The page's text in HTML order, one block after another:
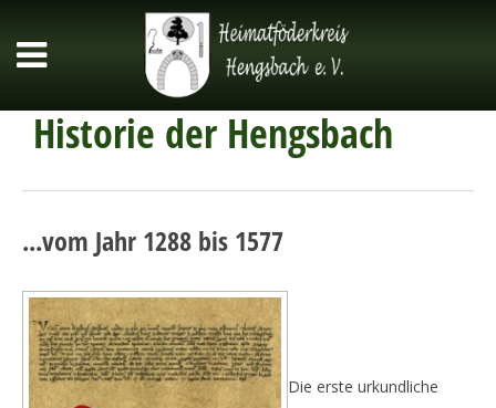
Historie der Hengsbach
...vom Jahr 1288 bis 1577
Die erste urkundliche